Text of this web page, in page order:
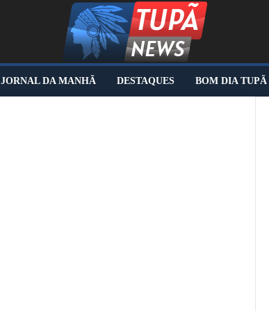
JORNAL DA MANHÃ DESTAQUES BOM DIA TUPÃ